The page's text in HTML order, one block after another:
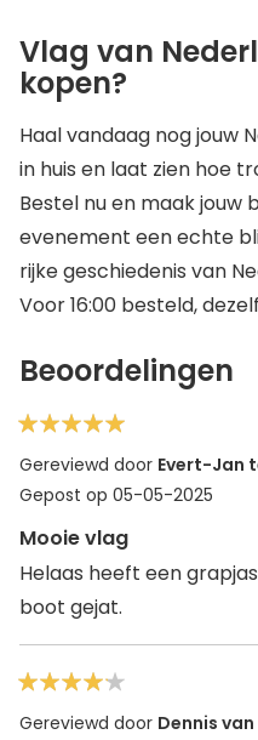
Vlag van
kopen?
Haal vandaag nog jouw
in huis en laat zien hoe
Bestel nu en maak jouw
evenement een echte
rijke geschiedenis van
Voor 16:00 besteld,
Beoordelingen
Gereviewd door Evert-Jan
Gepost op 05-05-2025
Mooie vlag
Helaas heeft een
boot gejat.
Gereviewd door Dennis